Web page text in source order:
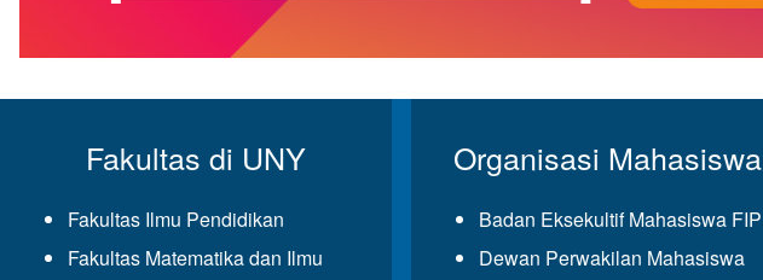
Fakultas di UNY
Fakultas Ilmu Pendidikan
Fakultas Matematika dan Ilmu
Organisasi Mahasiswa
Badan Eksekultif Mahasiswa FIP
Dewan Perwakilan Mahasiswa